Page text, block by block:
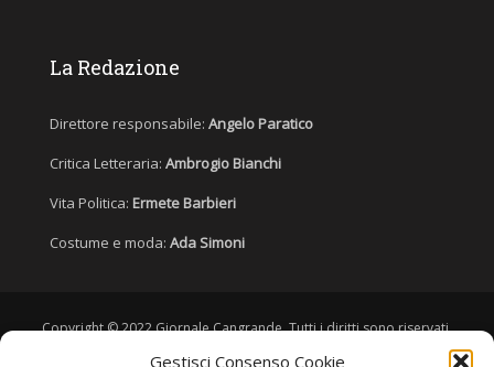
Gestisci Consenso Cookie
La Redazione
Direttore responsabile: Angelo Paratico
Critica Letteraria: Ambrogio Bianchi
Vita Politica: Ermete Barbieri
Costume e moda: Ada Simoni
Copyright © 2022 Giornale Cangrande. Tutti i diritti sono riservati.